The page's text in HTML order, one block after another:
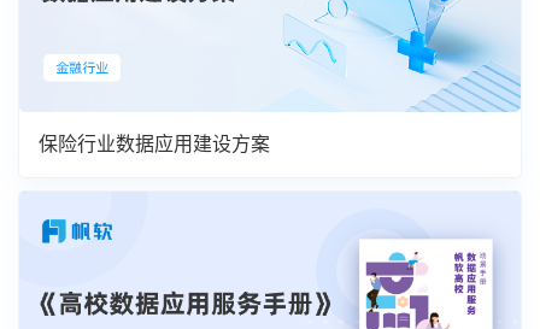
保险行业数据应用建设方案